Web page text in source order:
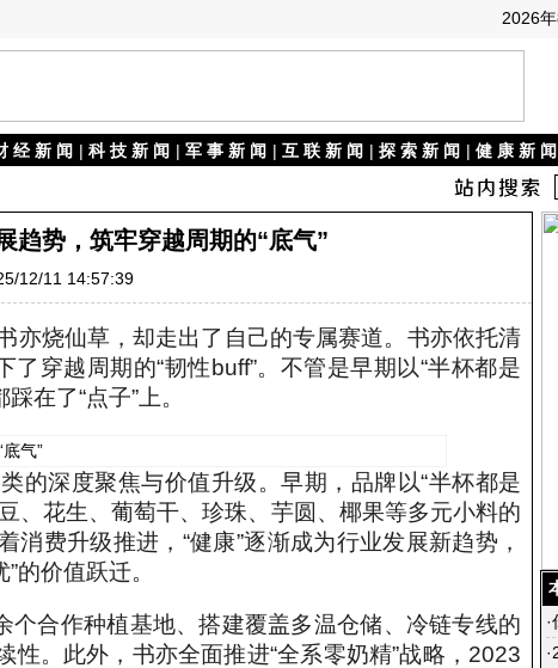
2026
经 新 闻 | 科 技 新 闻 | 军 事 新 闻 | 互 联 新 闻 | 探 索 新 闻 | 健 康 新 闻
趋势，筑牢穿越周期的“底气”
12/11 14:57:39
亦烧仙草，却走出了自己的专属赛道。书亦依托清
穿越周期的“韧性buff”。不管是早期以“半杯都是
在了“点子”上。
的深度聚焦与价值升级。早期，品牌以“半杯都是
、花生、葡萄干、珍珠、芋圆、椰果等多元小料的
费升级推进，“健康”逐渐成为行业发展新趋势，
的价值跃迁。
个合作种植基地、搭建覆盖多温仓储、冷链专线的
。此外，书亦全面推进“全系零奶精”战略，2023
·
·